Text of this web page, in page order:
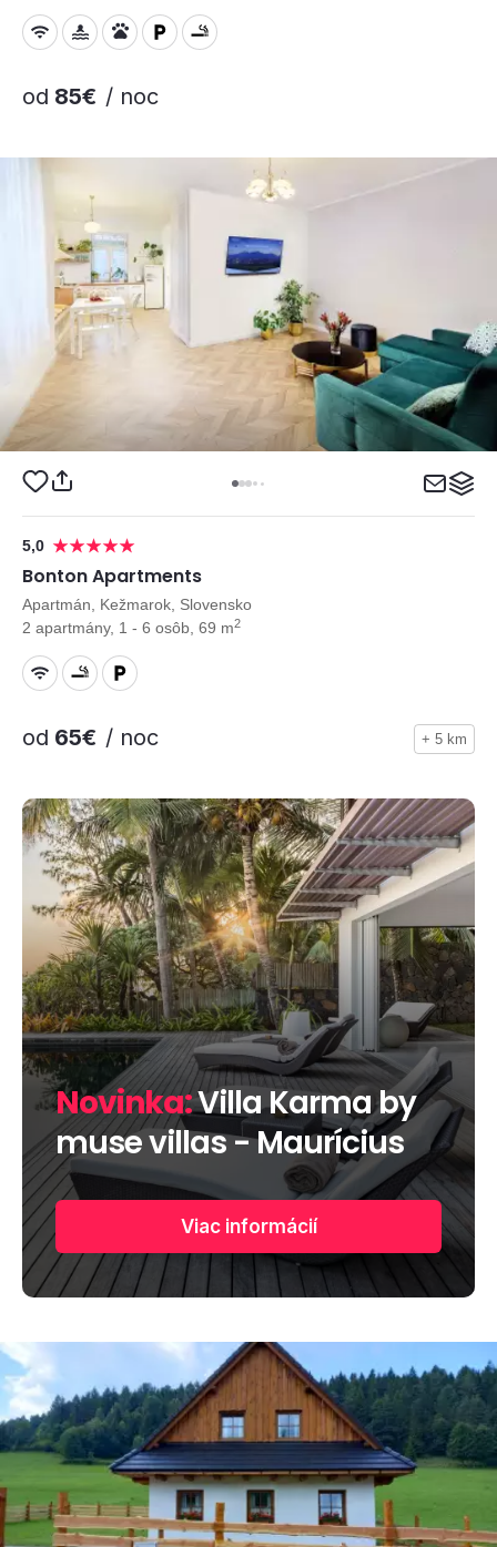
od 85€ / noc
5,0
Bonton Apartments
Apartmán, Kežmarok, Slovensko
2 apartmány, 1 - 6 osôb, 69 m2
od 65€ / noc + 5 km
Novinka:Villa Karma by
muse villas - Maurícius
Viac informácií